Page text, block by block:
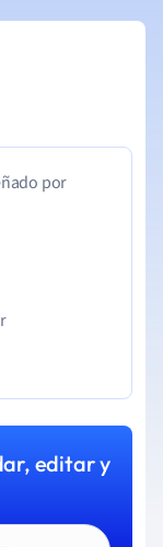
por
editar y